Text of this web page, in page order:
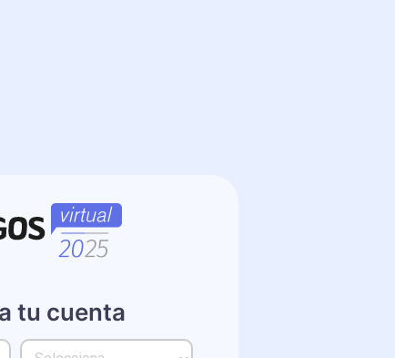
Entrar a UlagosVirtual-2025
tu cuenta